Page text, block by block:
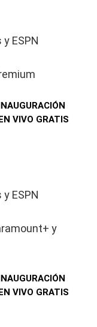
ESPN
VIVO GRATIS
ESPN
y
VIVO GRATIS